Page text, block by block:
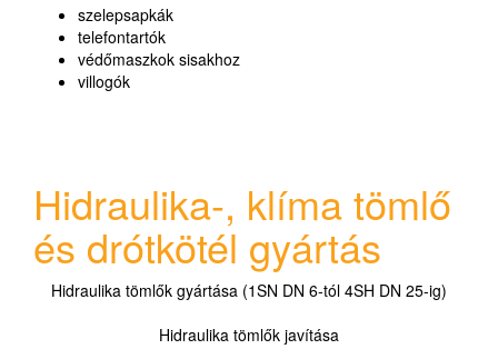
szelepsapkák
telefontartók
védőmaszkok sisakhoz
villogók
Hidraulika-, klíma tömlő
és drótkötél gyártás
Hidraulika tömlők gyártása (1SN DN 6-tól 4SH DN 25-ig)
Hidraulika tömlők javítása